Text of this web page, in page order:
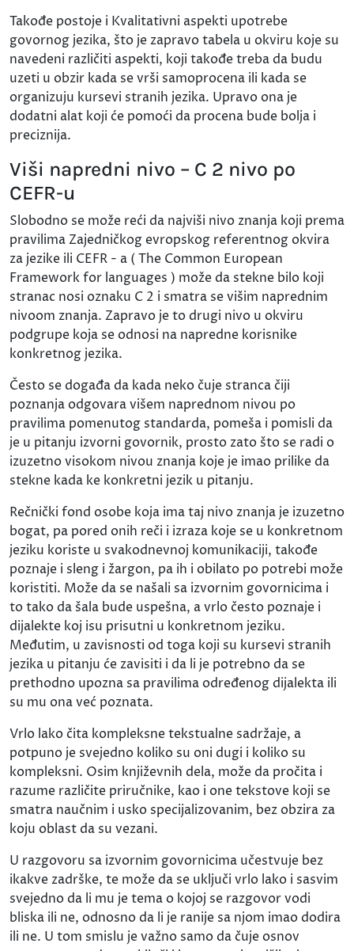
Takođe postoje i Kvalitativni aspekti upotrebe
govornog jezika, što je zapravo tabela u okviru koje su
navedeni različiti aspekti, koji takođe treba da budu
uzeti u obzir kada se vrši samoprocena ili kada se
organizuju kursevi stranih jezika. Upravo ona je
dodatni alat koji će pomoći da procena bude bolja i
preciznija.
Viši napredni nivo – C 2 nivo po
CEFR-u
Slobodno se može reći da najviši nivo znanja koji prema
pravilima Zajedničkog evropskog referentnog okvira
za jezike ili CEFR - a ( The Common European
Framework for languages ) može da stekne bilo koji
stranac nosi oznaku C 2 i smatra se višim naprednim
nivoom znanja. Zapravo je to drugi nivo u okviru
podgrupe koja se odnosi na napredne korisnike
konkretnog jezika.
Često se događa da kada neko čuje stranca čiji
poznanja odgovara višem naprednom nivou po
pravilima pomenutog standarda, pomeša i pomisli da
je u pitanju izvorni govornik, prosto zato što se radi o
izuzetno visokom nivou znanja koje je imao prilike da
stekne kada ke konkretni jezik u pitanju.
Rečnički fond osobe koja ima taj nivo znanja je izuzetno
bogat, pa pored onih reči i izraza koje se u konkretnom
jeziku koriste u svakodnevnoj komunikaciji, takođe
poznaje i sleng i žargon, pa ih i obilato po potrebi može
koristiti. Može da se našali sa izvornim govornicima i
to tako da šala bude uspešna, a vrlo često poznaje i
dijalekte koj isu prisutni u konkretnom jeziku.
Međutim, u zavisnosti od toga koji su kursevi stranih
jezika u pitanju će zavisiti i da li je potrebno da se
prethodno upozna sa pravilima određenog dijalekta ili
su mu ona već poznata.
Vrlo lako čita kompleksne tekstualne sadržaje, a
potpuno je svejedno koliko su oni dugi i koliko su
kompleksni. Osim književnih dela, može da pročita i
razume različite priručnike, kao i one tekstove koji se
smatra naučnim i usko specijalizovanim, bez obzira za
koju oblast da su vezani.
U razgovoru sa izvornim govornicima učestvuje bez
ikakve zadrške, te može da se uključi vrlo lako i sasvim
svejedno da li mu je tema o kojoj se razgovor vodi
bliska ili ne, odnosno da li je ranije sa njom imao dodira
ili ne. U tom smislu je važno samo da čuje osnov